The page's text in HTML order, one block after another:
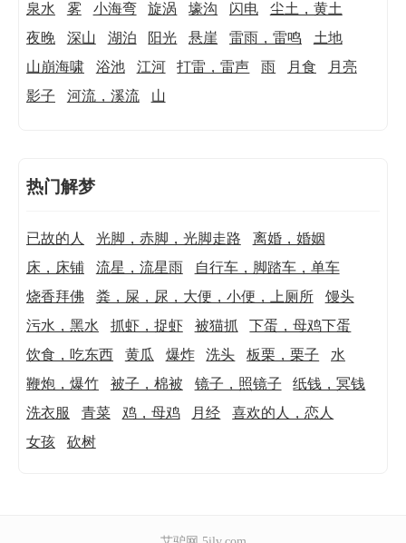
泉水
雾 小海弯 旋涡 壕沟 闪电
尘土，黄土
夜晚
深山 湖泊 阳光 悬崖 雷雨，雷鸣
土地
山崩海啸
浴池 江河 打雷，雷声 雨 月食
月亮
影子
河流，溪流 山
热门解梦
已故的人 光脚，赤脚，光脚走路
离婚，婚姻
床，床铺
流星，流星雨
自行车，脚踏车，单车
烧香拜佛
粪，屎，尿，大便，小便，上厕所
馒头
污水，黑水
抓虾，捉虾 被猫抓
下蛋，母鸡下蛋
饮食，吃东西
黄瓜 爆炸 洗头 板栗，栗子
水
鞭炮，爆竹
被子，棉被 镜子，照镜子
纸钱，冥钱
洗衣服
青菜 鸡，母鸡 月经
喜欢的人，恋人
女孩
砍树